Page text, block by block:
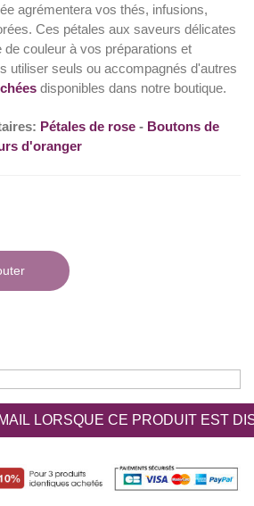
agrémentera vos thés, infusions,
Ces pétales aux saveurs délicates
de couleur à vos préparations et
utiliser seuls ou accompagnés d'autres
disponibles dans notre boutique.
Pétales de rose - Boutons de
d'oranger
LORSQUE CE PRODUIT EST